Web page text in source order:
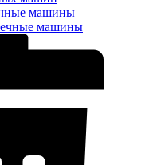
машины
машины